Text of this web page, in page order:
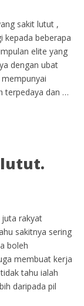
sakit lutut ,
kepada beberapa
elite yang
dengan ubat
terpedaya dan …
juta rakyat
sakitnya sering
boleh
membuat kerja
tahu ialah
daripada pil